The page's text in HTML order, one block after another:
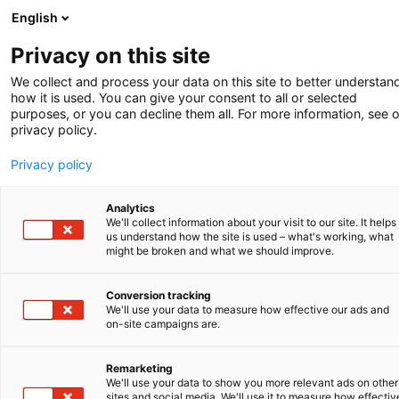
Colofon
Annelies de Bosch Kemper
den Heuvel
,Annemie Jaeken,Henri van Kalkeren,
Claudia Meindel,Johannes van Melle,Rob van Niele,
© V.O., 2024
IP Leads is de nieuwsbrief van V.O. en wordt verspreid
nieuwsbrief is met zorg opgesteld. Het betreft echter
slechts algemene informatie waaraan geen rechten
English
Privacy on this site
We collect and process your data on this site to better
how it is used. You can give your consent to all or selected
purposes, or you can decline them all. For more information, see
privacy policy.
Privacy policy
Analytics
We'll collect information about your visit to our site. It helps
us understand how the site is used – what's working, what
might be broken and what we should improve.
Conversion tracking
We'll use your data to measure how effective our ads and
on-site campaigns are.
Remarketing
We'll use your data to show you more relevant ads on other